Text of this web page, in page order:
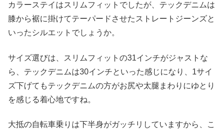
カラーステイはスリムフィットでしたが、テックデニムは
膝から裾に掛けてテーパードさせたストレートジーンズと
いったシルエットでしょうか。
サイズ選びは、スリムフィットの31インチがジャストな
ら、テックデニムは30インチといった感じになり、1サイ
ズ下げてもテックデニムの方がお尻や太腿まわりにゆとり
を感じる着心地ですね。
大抵の自転車乗りは下半身がガッチリしていますから、こ